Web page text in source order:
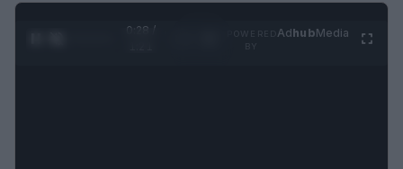
0:29 /
AdhubMedia